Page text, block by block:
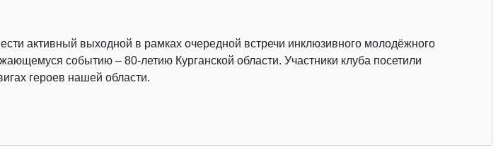
активный выходной в рамках очередной встречи инклюзивного молодёжного
событию – 80-летию Курганской области. Участники клуба посетили
героев нашей области.